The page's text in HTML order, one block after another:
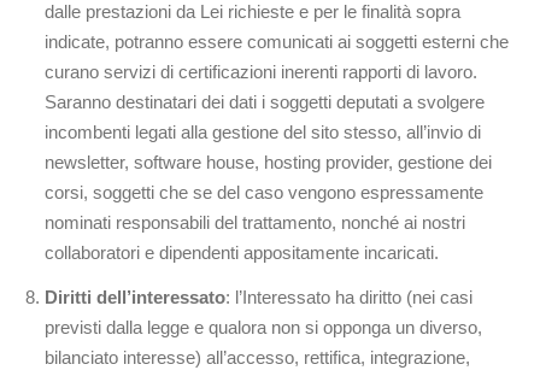
dalle prestazioni da Lei richieste e per le finalità sopra
indicate, potranno essere comunicati ai soggetti esterni che
curano servizi di certificazioni inerenti rapporti di lavoro.
Saranno destinatari dei dati i soggetti deputati a svolgere
incombenti legati alla gestione del sito stesso, all’invio di
newsletter, software house, hosting provider, gestione dei
corsi, soggetti che se del caso vengono espressamente
nominati responsabili del trattamento, nonché ai nostri
collaboratori e dipendenti appositamente incaricati.
Diritti dell’interessato: l’Interessato ha diritto (nei casi
previsti dalla legge e qualora non si opponga un diverso,
bilanciato interesse) all’accesso, rettifica, integrazione,